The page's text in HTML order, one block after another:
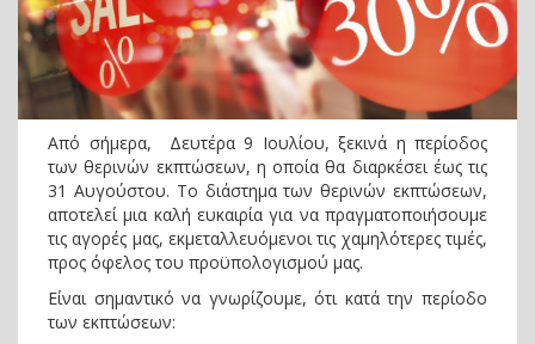
Από σήμερα, Δευτέρα 9 Ιουλίου, ξεκινά η περίοδος
των θερινών εκπτώσεων, η οποία θα διαρκέσει έως τις
31 Αυγούστου. Το διάστημα των θερινών εκπτώσεων,
αποτελεί μια καλή ευκαιρία για να πραγματοποιήσουμε
τις αγορές μας, εκμεταλλευόμενοι τις χαμηλότερες τιμές,
προς όφελος του προϋπολογισμού μας.
Είναι σημαντικό να γνωρίζουμε, ότι κατά την περίοδο
των εκπτώσεων: